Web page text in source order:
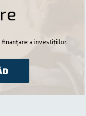
a investițiilor.